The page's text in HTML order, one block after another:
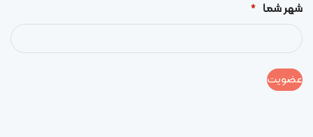
شهر شما *